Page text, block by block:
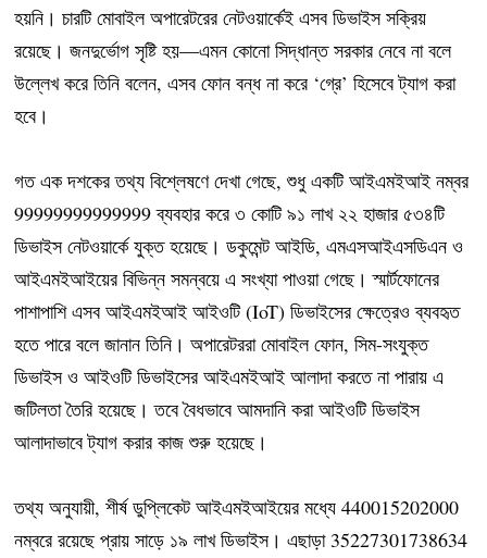
হয়নি। চারটি মোবাইল অপারেটরের নেটওয়ার্কেই এসব ডিভাইস সক্রিয়
রয়েছে। জনদুর্ভোগ সৃষ্টি হয়—এমন কোনো সিদ্ধান্ত সরকার নেবে না বলে
উল্লেখ করে তিনি বলেন, এসব ফোন বন্ধ না করে ‘গ্রে’ হিসেবে ট্যাগ করা
হবে।
গত এক দশকের তথ্য বিশ্লেষণে দেখা গেছে, শুধু একটি আইএমইআই নম্বর
99999999999999 ব্যবহার করে ৩ কোটি ৯১ লাখ ২২ হাজার ৫৩৪টি
ডিভাইস নেটওয়ার্কে যুক্ত হয়েছে। ডকুমেন্ট আইডি, এমএসআইএসডিএন ও
আইএমইআইয়ের বিভিন্ন সমন্বয়ে এ সংখ্যা পাওয়া গেছে। স্মার্টফোনের
পাশাপাশি এসব আইএমইআই আইওটি (IoT) ডিভাইসের ক্ষেত্রেও ব্যবহৃত
হতে পারে বলে জানান তিনি। অপারেটররা মোবাইল ফোন, সিম-সংযুক্ত
ডিভাইস ও আইওটি ডিভাইসের আইএমইআই আলাদা করতে না পারায় এ
জটিলতা তৈরি হয়েছে। তবে বৈধভাবে আমদানি করা আইওটি ডিভাইস
আলাদাভাবে ট্যাগ করার কাজ শুরু হয়েছে।
তথ্য অনুযায়ী, শীর্ষ ডুপ্লিকেট আইএমইআইয়ের মধ্যে 440015202000
নম্বরে রয়েছে প্রায় সাড়ে ১৯ লাখ ডিভাইস। এছাড়া 35227301738634